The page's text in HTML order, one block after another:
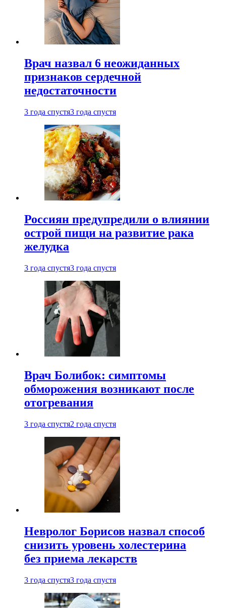
Врач назвал 6 неожиданных
признаков сердечной
недостаточности
3 года спустя3 года спустя
Россиян предупредили о влиянии
острой пищи на развитие рака
желудка
3 года спустя3 года спустя
Врач Болибок: симптомы
обморожения возникают после
отогревания
3 года спустя2 года спустя
Невролог Борисов назвал способ
снизить уровень холестерина
без приема лекарств
3 года спустя3 года спустя